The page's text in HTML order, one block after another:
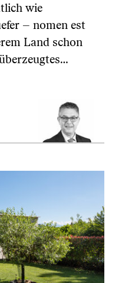
wie
– nomen est
Land schon